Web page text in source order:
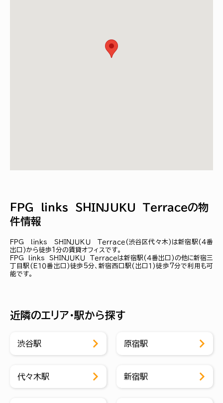
ＦＰＧ ｌｉｎｋｓ ＳＨＩＮＪＵＫＵ Ｔｅｒｒａｃｅの物
件情報
ＦＰＧ ｌｉｎｋｓ ＳＨＩＮＪＵＫＵ Ｔｅｒｒａｃｅ(渋谷区代々木)は新宿駅(４番
出口)から徒歩1分の賃貸オフィスです。
ＦＰＧ ｌｉｎｋｓ ＳＨＩＮＪＵＫＵ Ｔｅｒｒａｃｅは新宿駅(４番出口)の他に新宿三
丁目駅(Ｅ１０番出口)徒歩5分、新宿西口駅(出口１)徒歩7分で利用も可
能です。
近隣のエリア・駅から探す
渋谷駅 原宿駅
代々木駅 新宿駅